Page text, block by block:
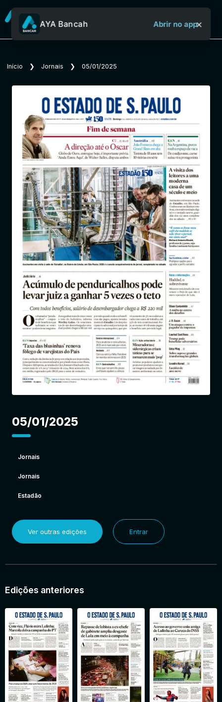
Sobre o Aya Bancah
Início
Revistas
Jornais
Notícias
Entrar
AYA Bancah Abrir no app×
Início ❯ Jornais ❯ 05/01/2025
05/01/2025
Jornais
Jornais
Estadão
Ver outras edições Entrar
Edições anteriores